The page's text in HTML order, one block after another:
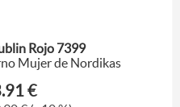
Rojo 7399
Mujer de Nordikas
€